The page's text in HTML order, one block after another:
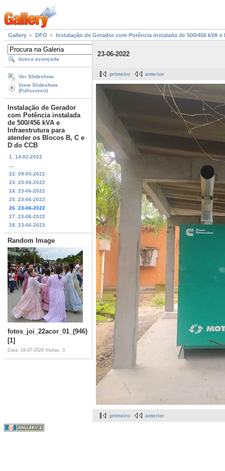
Gallery DFO Instalação de Gerador com Potência instalada de 500/456 kVA
busca avançada
Ver Slideshow
View Slideshow
(Fullscreen)
Instalação de Gerador
com Potência instalada
de 500/456 kVA e
Infraestrutura para
atender os Blocos B, C e
D do CCB
1. 14-02-2022
22. 09-05-2022
23. 23-06-2022
24. 23-06-2022
25. 23-06-2022
26. 23-06-2022
27. 23-06-2022
28. 23-06-2022
Random Image
fotos_joi_22acor_01_(946)
[1]
Data: 16-07-2026 Visitas: 3
23-06-2022
primeiro anterior
primeiro anterior